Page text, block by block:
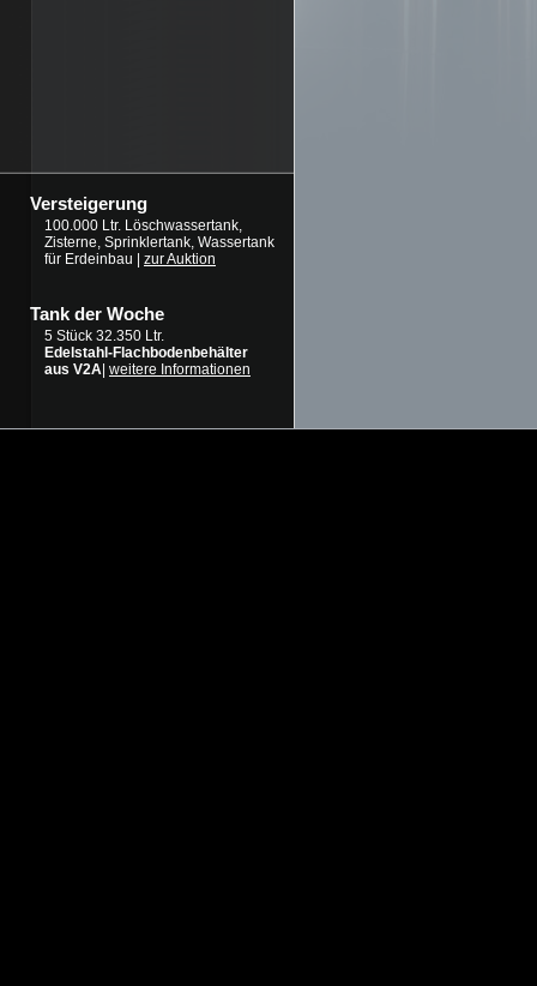
Versteigerung
100.000 Ltr. Löschwassertank,
Zisterne, Sprinklertank, Wassertank
für Erdeinbau | zur Auktion
Tank der Woche
5 Stück 32.350 Ltr.
Edelstahl-Flachbodenbehälter
aus V2A weitere Informationen